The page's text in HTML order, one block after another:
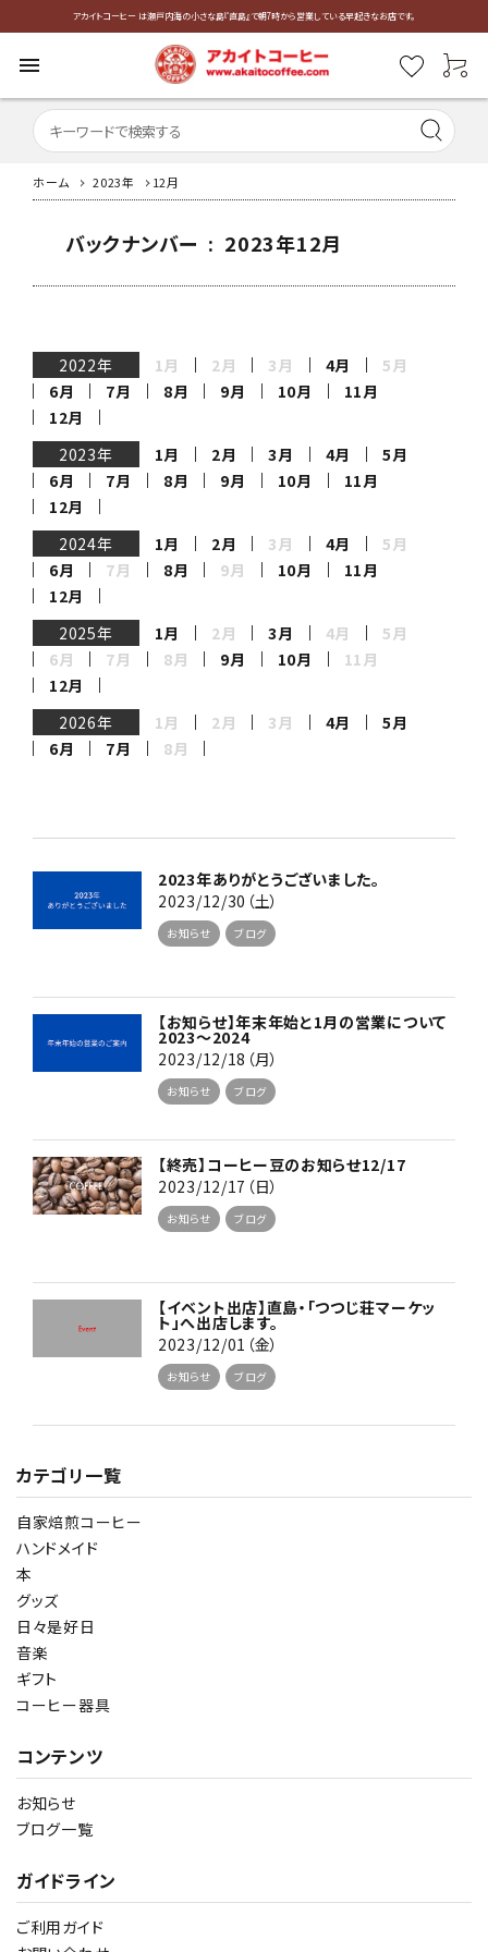
アカイトコーヒー は瀬戸内海の小さな島『直島』で朝7時から営業している早起きなお店です。
menu
ホーム 2023年 12月
バックナンバー : 2023年12月
2022年 1月 2月 3月 4月
5月
6月
7月 8月 9月 10月
11月
12月
2023年
1月 2月 3月 4月
5月
6月
7月 8月 9月 10月
11月
12月
2024年
1月 2月 3月 4月
5月
6月
7月 8月 9月 10月
11月
12月
2025年
1月 2月 3月 4月
5月
6月
7月 8月 9月 10月
11月
12月
2026年
1月 2月 3月 4月
5月
6月
7月 8月
2023年ありがとうございました。
2023/12/30（土）
お知らせ ブログ
【お知らせ】年末年始と1月の営業について
2023〜2024
2023/12/18（月）
お知らせ ブログ
【終売】コーヒー豆のお知らせ12/17
2023/12/17（日）
お知らせ ブログ
【イベント出店】直島・「つつじ荘マーケッ
ト」へ出店します。
2023/12/01（金）
お知らせ ブログ
カテゴリ一覧
自家焙煎コーヒー
ハンドメイド
本
グッズ
日々是好日
音楽
ギフト
コーヒー器具
コンテンツ
お知らせ
ブログ一覧
ガイドライン
ご利用ガイド